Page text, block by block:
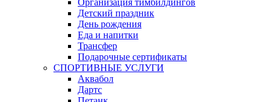
Организация тимбилдингов
Детский праздник
День рождения
Еда и напитки
Трансфер
Подарочные сертификаты
СПОРТИВНЫЕ УСЛУГИ
Аквабол
Дартс